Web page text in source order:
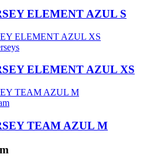
ELEMENT AZUL S
ELEMENT AZUL XS
TEAM AZUL M